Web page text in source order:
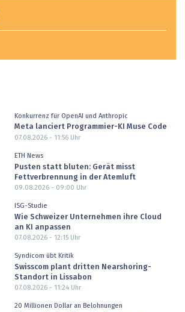
Konkurrenz für OpenAI und Anthropic
Meta lanciert Programmier-KI Muse Code
07.08.2026 - 11:56Uhr
ETH News
Pusten statt bluten: Gerät misst
Fettverbrennung in der Atemluft
09.08.2026 - 09:00 Uhr
ISG-Studie
Wie Schweizer Unternehmen ihre Cloud
an KI anpassen
07.08.2026 - 12:15Uhr
Syndicom übt Kritik
Swisscom plant dritten Nearshoring-
Standort in Lissabon
07.08.2026 - 11:24Uhr
20 Millionen Dollar an Belohnungen